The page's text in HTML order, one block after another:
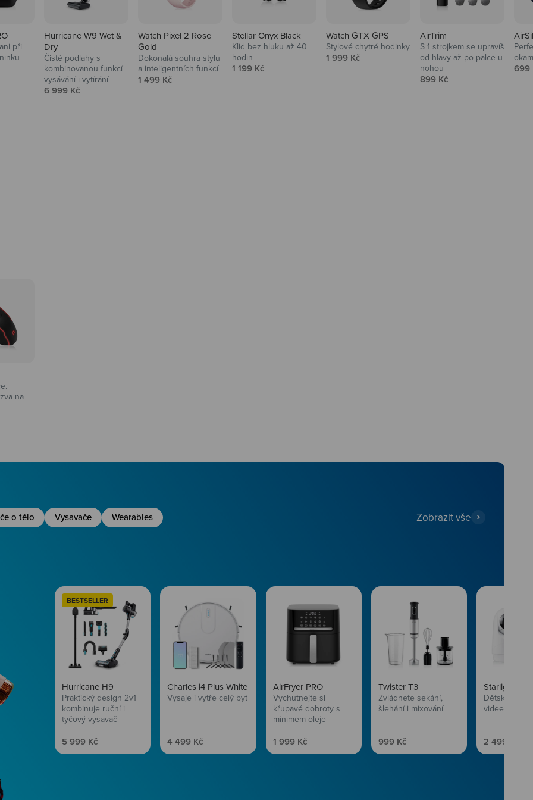
při
Hurricane W9 Wet &
Dry
Čisté podlahy s
kombinovanou funkcí
vysávání i vytírání
Prodejní cena
6 999 Kč
Watch Pixel 2 Rose
Gold
Dokonalá souhra stylu
a inteligentních funkcí
Prodejní cena
1 499 Kč
Stellar Onyx Black
Klid bez hluku až 40
hodin
Prodejní cena
1 199 Kč
Watch GTX GPS
Stylové chytré hodinky
Prodejní cena
1 999 Kč
AirTrim
S 1 strojkem se upravíš
od hlavy až po palce u
nohou
Prodejní cena
899 Kč
699
na
o tělo Vysavače Wearables Zobrazit vše
BESTSELLER
Hurricane H9
Praktický design 2v1
kombinuje ruční i
tyčový vysavač
Prodejní cena
5 999 Kč
Charles i4 Plus White
Vysaje i vytře celý byt
Prodejní cena
4 499 Kč
AirFryer PRO
Vychutnejte si
křupavé dobroty s
minimem oleje
Prodejní cena
1 999 Kč
Twister T3
Zvládnete sekání,
šlehání i mixování
Prodejní cena
999 Kč
Starlight SL5
Dětská
videem
Prodejní
2 499 Kč
Péče o vlasy